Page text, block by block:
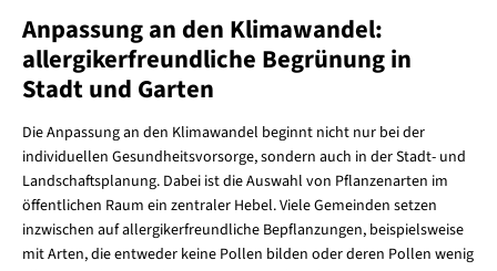
Anpassung an den Klimawandel:
allergikerfreundliche Begrünung in
Stadt und Garten
Die Anpassung an den Klimawandel beginnt nicht nur bei der
individuellen Gesundheitsvorsorge, sondern auch in der Stadt- und
Landschaftsplanung. Dabei ist die Auswahl von Pflanzenarten im
öffentlichen Raum ein zentraler Hebel. Viele Gemeinden setzen
inzwischen auf allergikerfreundliche Bepflanzungen, beispielsweise
mit Arten, die entweder keine Pollen bilden oder deren Pollen wenig